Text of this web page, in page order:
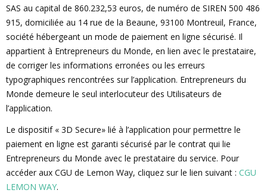
SAS au capital de 860.232,53 euros, de numéro de SIREN 500 486
915, domiciliée au 14 rue de la Beaune, 93100 Montreuil, France,
société hébergeant un mode de paiement en ligne sécurisé. Il
appartient à Entrepreneurs du Monde, en lien avec le prestataire,
de corriger les informations erronées ou les erreurs
typographiques rencontrées sur l’application. Entrepreneurs du
Monde demeure le seul interlocuteur des Utilisateurs de
l’application.
Le dispositif « 3D Secure» lié à l’application pour permettre le
paiement en ligne est garanti sécurisé par le contrat qui lie
Entrepreneurs du Monde avec le prestataire du service. Pour
accéder aux CGU de Lemon Way, cliquez sur le lien suivant : CGU
LEMON WAY.